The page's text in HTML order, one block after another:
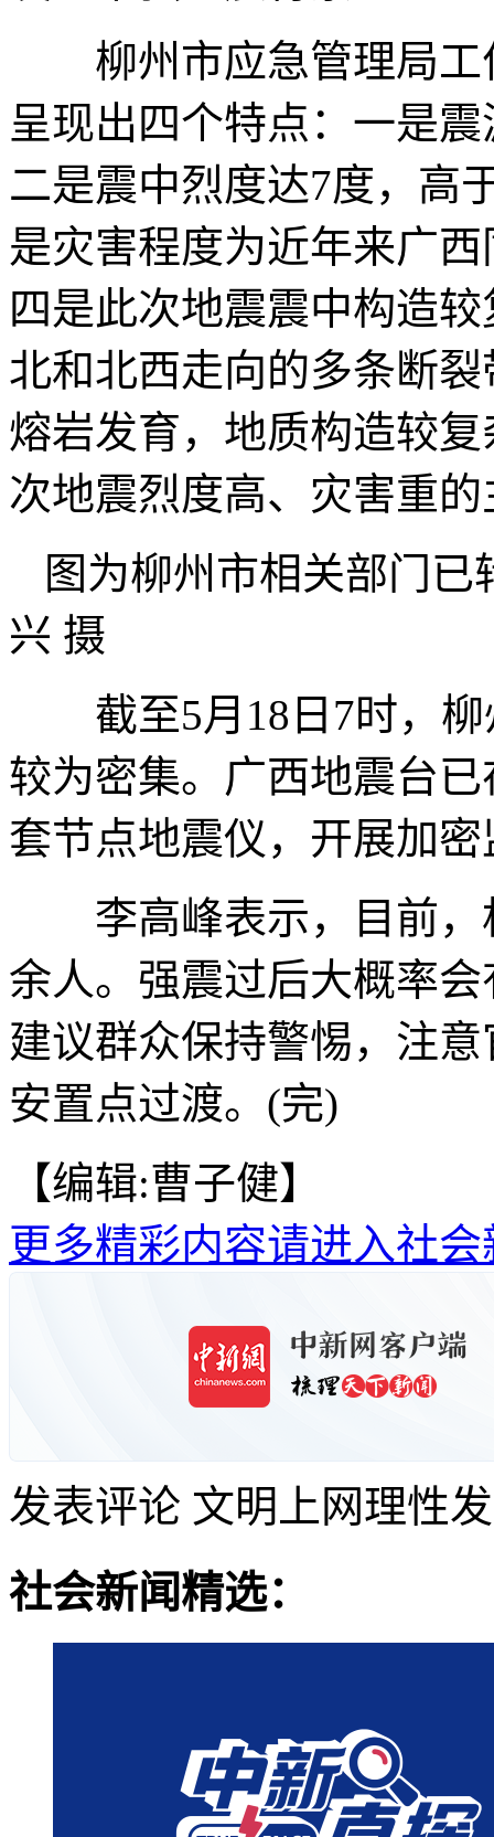
柳州市应急管理局工
呈现出四个特点：一是
二是震中烈度达7度，高
是灾害程度为近年来广
四是此次地震震中构造
北和北西走向的多条断
熔岩发育，地质构造较
次地震烈度高、灾害重
图为柳州市相关部门已
兴 摄
截至5月18日7时，柳
较为密集。广西地震台
套节点地震仪，开展加密
李高峰表示，目前，
余人。强震过后大概率
建议群众保持警惕，注
安置点过渡。(完)
【编辑:曹子健】
更多精彩内容请进入社会
发表评论 文明上网理性
社会新闻精选：